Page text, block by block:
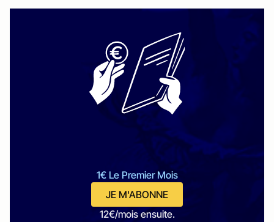
1€ Le Premier Mois
JE M'ABONNE
12€/mois ensuite.